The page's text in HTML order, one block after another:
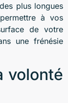
plus longues
à vos
de votre
une frénésie
volonté